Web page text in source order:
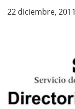
22 diciembre, 2011